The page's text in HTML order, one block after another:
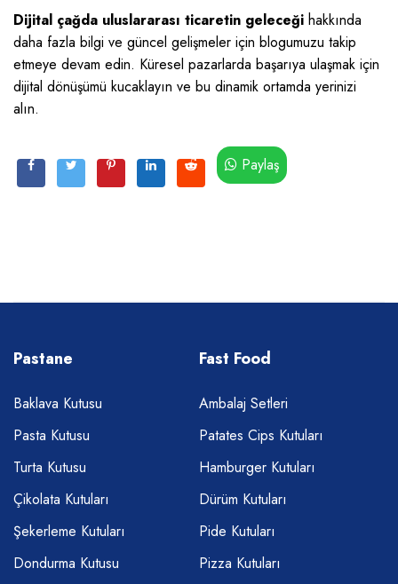
Dijital çağda uluslararası ticaretin geleceği hakkında
daha fazla bilgi ve güncel gelişmeler için blogumuzu takip
etmeye devam edin. Küresel pazarlarda başarıya ulaşmak için
dijital dönüşümü kucaklayın ve bu dinamik ortamda yerinizi
alın.
Paylaş
Pastane
Baklava Kutusu
Pasta Kutusu
Turta Kutusu
Çikolata Kutuları
Şekerleme Kutuları
Dondurma Kutusu
Fast Food
Ambalaj Setleri
Patates Cips Kutuları
Hamburger Kutuları
Dürüm Kutuları
Pide Kutuları
Pizza Kutuları